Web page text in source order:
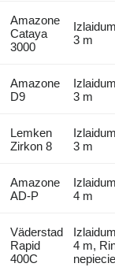
Amazone
Cataya
3000
3 m
Amazone
D9
3 m
Lemken
Zirkon 8
3 m
Amazone
AD-P
4 m
Väderstad
Rapid
400C
4 m,